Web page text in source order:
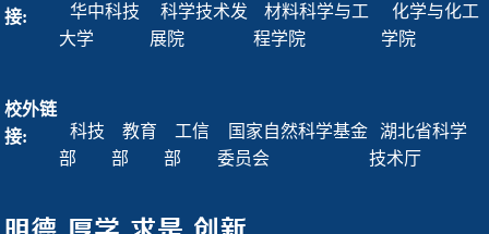
接:
华中科技
大学
科学技术发
展院
材料科学与工
程学院
化学与化工
学院
校外链
接:
科技
部
教育
部
工信
部
国家自然科学基金
委员会
湖北省科学
技术厅